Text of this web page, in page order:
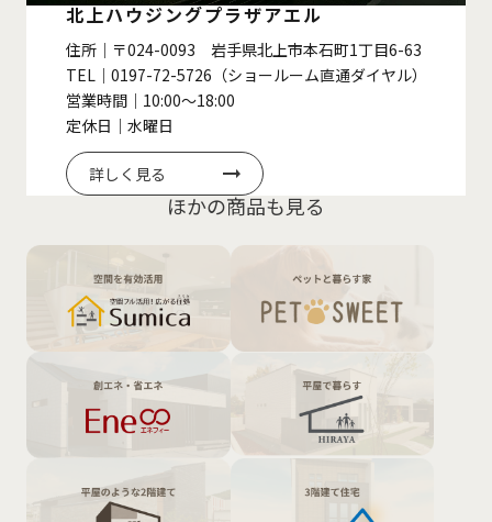
北上ハウジングプラザアエル
住所｜〒024-0093 岩手県北上市本石町1丁目6-63
TEL｜0197-72-5726（ショールーム直通ダイヤル）
営業時間｜10:00〜18:00
定休日｜水曜日
詳しく見る
ほかの商品も見る